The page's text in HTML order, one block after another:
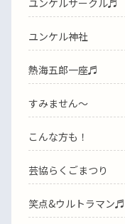
ユンケルサークル♬
ユンケル神社
熱海五郎一座♬
すみません〜
こんな方も！
芸協らくごまつり
笑点&ウルトラマン♬